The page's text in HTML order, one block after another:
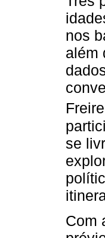
nos
além
se
Com